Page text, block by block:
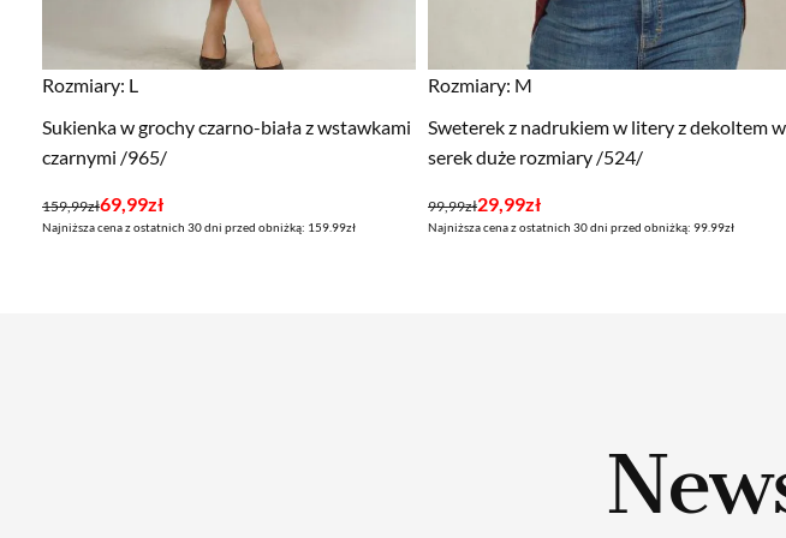
Rozmiary: L
Sukienka w grochy czarno-biała z wstawkami
czarnymi /965/
159,99zł
Pierwotna
cena
69,99zł
Aktualna
cena
Najniższa cena z ostatnich 30 dni przed obniżką: 159.99zł
Rozmiary: M
Sweterek z nadrukiem w litery z dekoltem w
serek duże rozmiary /524/
99,99zł
Pierwotna
cena
29,99zł
Aktualna
cena
Najniższa cena z ostatnich 30 dni przed obniżką: 99.99zł